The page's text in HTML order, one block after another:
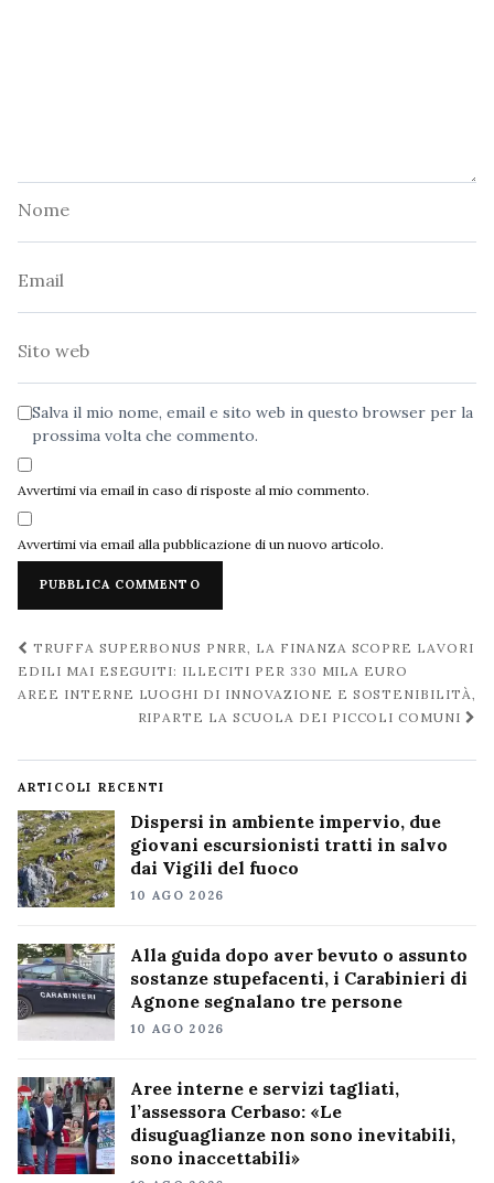
Salva il mio nome, email e sito web in questo browser per la
prossima volta che commento.
Avvertimi via email in caso di risposte al mio commento.
Avvertimi via email alla pubblicazione di un nuovo articolo.
Navigazione
post
TRUFFA SUPERBONUS PNRR, LA FINANZA SCOPRE LAVORI
EDILI MAI ESEGUITI: ILLECITI PER 330 MILA EURO
AREE INTERNE LUOGHI DI INNOVAZIONE E SOSTENIBILITÀ,
RIPARTE LA SCUOLA DEI PICCOLI COMUNI
ARTICOLI RECENTI
Dispersi in ambiente impervio, due
giovani escursionisti tratti in salvo
dai Vigili del fuoco
10 AGO 2026
Alla guida dopo aver bevuto o assunto
sostanze stupefacenti, i Carabinieri di
Agnone segnalano tre persone
10 AGO 2026
Aree interne e servizi tagliati,
l’assessora Cerbaso: «Le
disuguaglianze non sono inevitabili,
sono inaccettabili»